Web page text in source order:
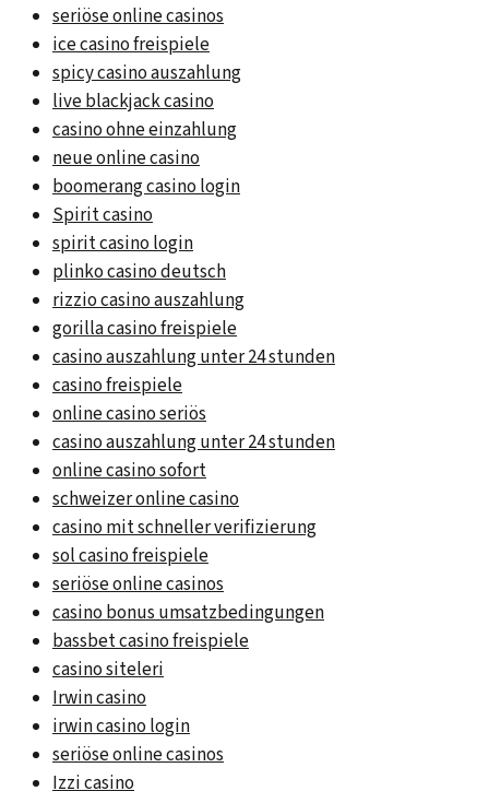
seriöse online casinos
ice casino freispiele
spicy casino auszahlung
live blackjack casino
casino ohne einzahlung
neue online casino
boomerang casino login
Spirit casino
spirit casino login
plinko casino deutsch
rizzio casino auszahlung
gorilla casino freispiele
casino auszahlung unter 24 stunden
casino freispiele
online casino seriös
casino auszahlung unter 24 stunden
online casino sofort
schweizer online casino
casino mit schneller verifizierung
sol casino freispiele
seriöse online casinos
casino bonus umsatzbedingungen
bassbet casino freispiele
casino siteleri
Irwin casino
irwin casino login
seriöse online casinos
Izzi casino